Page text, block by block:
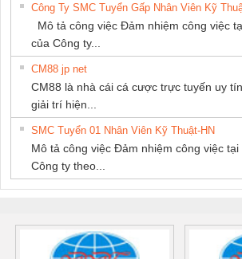
Công Ty SMC Tuyển Gấp Nhân Viên Kỹ
Mô tả công việc Đảm nhiệm công việc
của Công ty...
CM88 jp net
CM88 là nhà cái cá cược trực tuyến uy
giải trí hiện...
SMC Tuyển 01 Nhân Viên Kỹ Thuật-HN
Mô tả công việc Đảm nhiệm công việc
Công ty theo...